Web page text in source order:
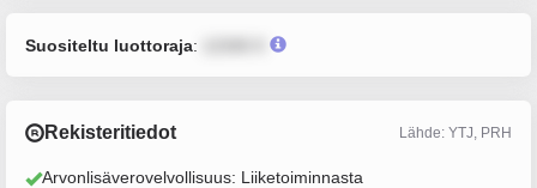
Suositeltu luottoraja:
Rekisteritiedot Lähde: YTJ, PRH
Arvonlisäverovelvollisuus: Liiketoiminnasta